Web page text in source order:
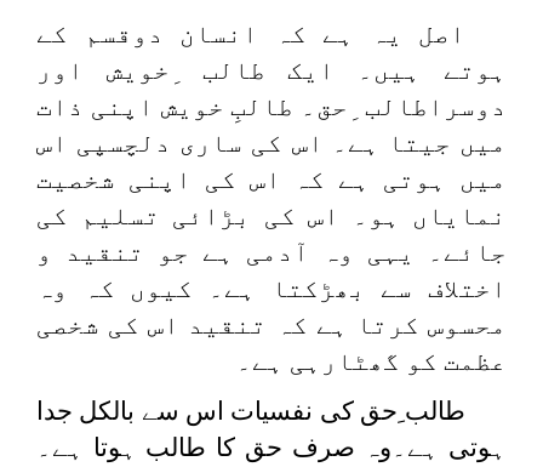
اصل یہ ہے کہ انسان دوقسم کے
ہوتے ہیں۔ ایک طالب ِخویش اور
دوسراطالب ِحق۔ طالبِ خویش اپنی ذات
میں جیتا ہے۔ اس کی ساری دلچسپی اس
میں ہوتی ہے کہ اس کی اپنی شخصیت
نمایاں ہو۔ اس کی بڑائی تسلیم کی
جائے۔ یہی وہ آدمی ہے جو تنقید و
اختلاف سے بھڑکتا ہے۔ کیوں کہ وہ
محسوس کرتا ہے کہ تنقید اس کی شخصی
عظمت کو گھٹارہی ہے۔
طالب ِحق کی نفسیات اس سے بالکل جدا
ہوتی ہے۔وہ صرف حق کا طالب ہوتا ہے۔